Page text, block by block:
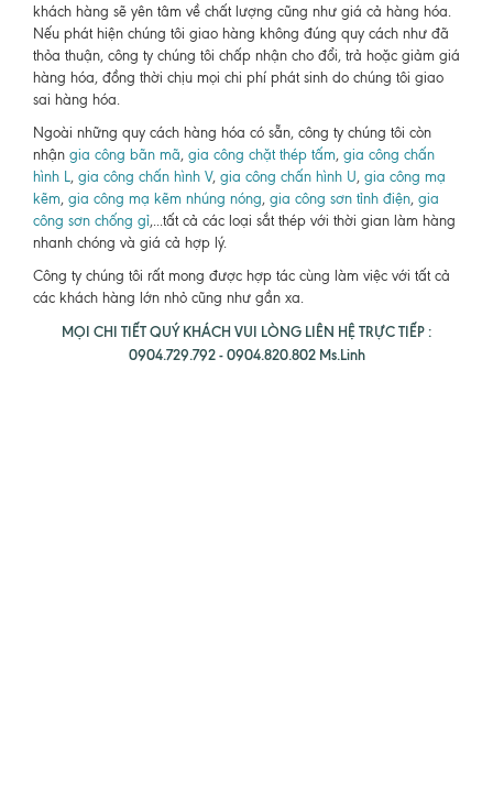
khách hàng sẽ yên tâm về chất lượng cũng như giá cả hàng hóa.
Nếu phát hiện chúng tôi giao hàng không đúng quy cách như đã
thỏa thuận, công ty chúng tôi chấp nhận cho đổi, trả hoặc giảm giá
hàng hóa, đồng thời chịu mọi chi phí phát sinh do chúng tôi giao
sai hàng hóa.
Ngoài những quy cách hàng hóa có sẵn, công ty chúng tôi còn
nhận gia công bãn mã, gia công chặt thép tấm, gia công chấn
hình L, gia công chấn hình V, gia công chấn hình U, gia công mạ
kẽm, gia công mạ kẽm nhúng nóng, gia công sơn tỉnh điện, gia
công sơn chống gỉ,...tất cả các loại sắt thép với thời gian làm hàng
nhanh chóng và giá cả hợp lý.
Công ty chúng tôi rất mong được hợp tác cùng làm việc với tất cả
các khách hàng lớn nhỏ cũng như gần xa.
MỌI CHI TIẾT QUÝ KHÁCH VUI LÒNG LIÊN HỆ TRỰC TIẾP :
0904.729.792 - 0904.820.802 Ms.Linh